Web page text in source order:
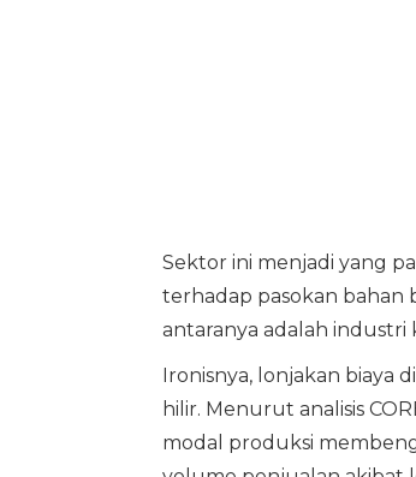
Sektor ini menjadi yang
terhadap pasokan bahan
antaranya adalah industri
Ironisnya, lonjakan biaya
hilir. Menurut analisis
modal produksi